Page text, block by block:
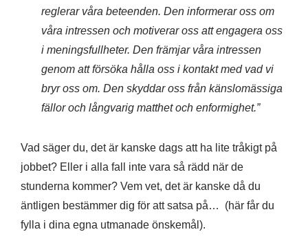
reglerar våra beteenden. Den informerar oss om
våra intressen och motiverar oss att engagera oss
i meningsfullheter. Den främjar våra intressen
genom att försöka hålla oss i kontakt med vad vi
bryr oss om. Den skyddar oss från känslomässiga
fällor och långvarig matthet och enformighet.”
Vad säger du, det är kanske dags att ha lite tråkigt på
jobbet? Eller i alla fall inte vara så rädd när de
stunderna kommer? Vem vet, det är kanske då du
äntligen bestämmer dig för att satsa på… (här får du
fylla i dina egna utmanade önskemål).